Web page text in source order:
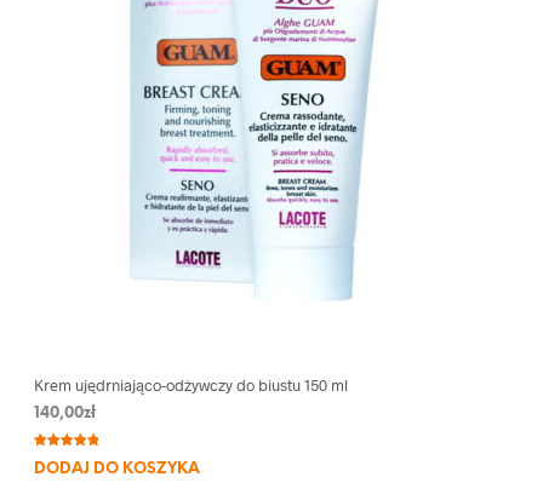
Krem ujędrniająco-odżywczy do biustu 150 ml
140,00zł
5.00na 5
DODAJ DO KOSZYKA